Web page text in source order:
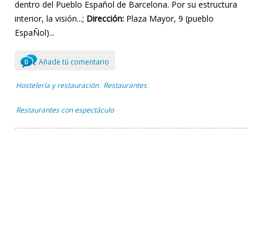
dentro del Pueblo Español de Barcelona. Por su estructura
interior, la visión...; Dirección: Plaza Mayor, 9 (pueblo
EspaÑol)...
0 Añade tú comentario
Hostelería y restauración , Restaurantes ,
Restaurantes con espectáculo